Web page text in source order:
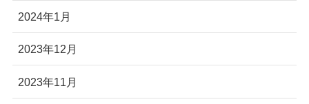
2024年1月
2023年12月
2023年11月